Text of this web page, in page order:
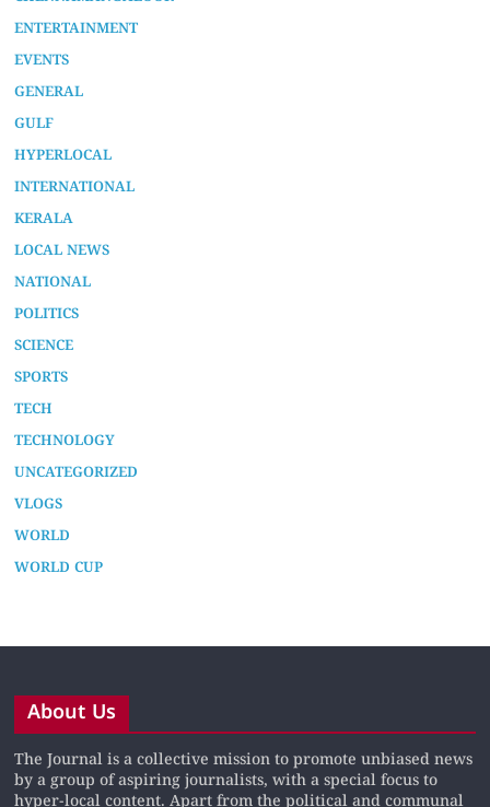
ENTERTAINMENT
EVENTS
GENERAL
GULF
HYPERLOCAL
INTERNATIONAL
KERALA
LOCAL NEWS
NATIONAL
POLITICS
SCIENCE
SPORTS
TECH
TECHNOLOGY
UNCATEGORIZED
VLOGS
WORLD
WORLD CUP
About Us
The Journal is a collective mission to promote unbiased news
by a group of aspiring journalists, with a special focus to
hyper-local content. Apart from the political and communal